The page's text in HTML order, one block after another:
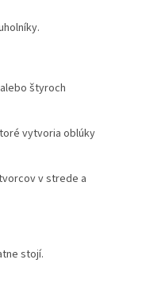
štyroch
vytvoria oblúky
v strede a
stojí.